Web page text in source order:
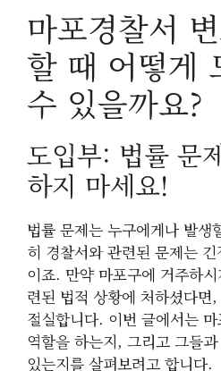
마포경찰서
할 때 어떻게
수 있을까요?
도입부: 법률 문
하지 마세요!
법률 문제는 누구에게나 발생
히 경찰서와 관련된 문제는
이죠. 만약 마포구에 거주하
련된 법적 상황에 처하셨다면
절실합니다. 이번 글에서는
역할을 하는지, 그리고 그들
있는지를 살펴보려고 합니다.